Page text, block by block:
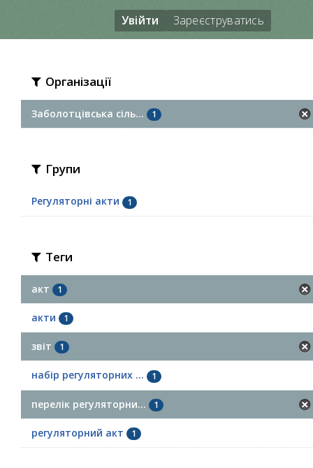
Увійти Зареєструватись
Організації
Заболотцівська сіль... 1
Групи
Регуляторні акти 1
Теги
акт 1
акти 1
звіт 1
набір регуляторних ... 1
перелік регуляторни... 1
регуляторний акт 1